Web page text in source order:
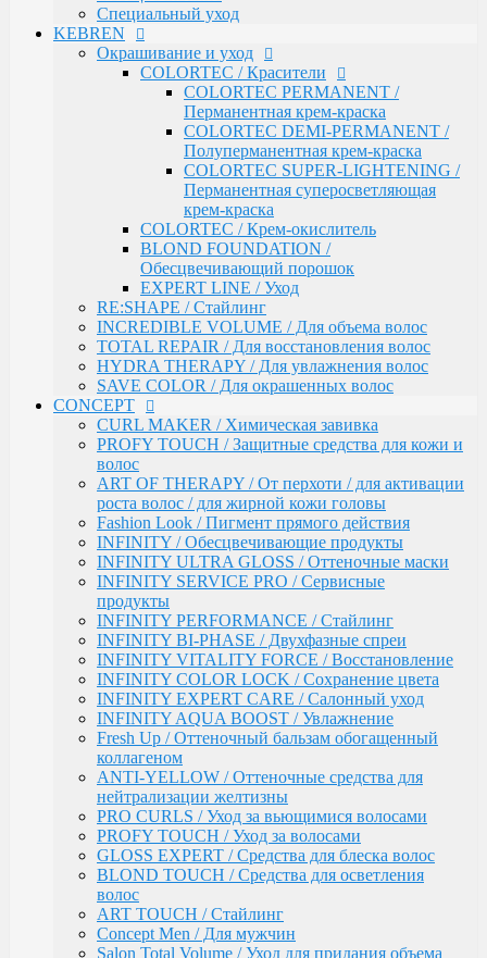
BLOND FOUNDATION / Обесцвечивающий
порошок
EXPERT LINE / Уход
RE:SHAPE / Стайлинг
INCREDIBLE VOLUME / Для объема волос
TOTAL REPAIR / Для восстановления волос
HYDRA THERAPY / Для увлажнения волос
SAVE COLOR / Для окрашенных волос
CURL MAKER / Химическая завивка
PROFY TOUCH / Защитные средства для кожи и
волос
ART OF THERAPY / От перхоти / для активации
роста волос / для жирной кожи головы
Fashion Look / Пигмент прямого действия
INFINITY / Обесцвечивающие продукты
INFINITY ULTRA GLOSS / Оттеночные маски
INFINITY SERVICE PRO / Сервисные продукты
INFINITY PERFORMANCE / Стайлинг
INFINITY BI-PHASE / Двухфазные спреи
INFINITY VITALITY FORCE / Восстановление
INFINITY COLOR LOCK / Сохранение цвета
INFINITY EXPERT CARE / Салонный уход
INFINITY AQUA BOOST / Увлажнение
Fresh Up / Оттеночный бальзам обогащенный
коллагеном
ANTI-YELLOW / Оттеночные средства для
нейтрализации желтизны
PRO CURLS / Уход за вьющимися волосами
PROFY TOUCH / Уход за волосами
GLOSS EXPERT / Средства для блеска волос
BLOND TOUCH / Средства для осветления волос
ART TOUCH / Стайлинг
Concept Men / Для мужчин
Salon Total Volume / Уход для придания объема
волосам
Salon Total Soft Care / Деликатный уход для
поврежденных волос
Salon Total Repair / Питание и восстановление
волос
Salon Total Hydro / Увлажняющие средства для
волос
Salon Total Colorsaver / Уход за окрашенными
волосами
Salon Total Basic / Уход для всех типов волос
PEPTIDE FORCE / Пептидное восстановление
NEXT LEVEL BLOND / Комплекс для создания и
поддержания блонда
DETOX POWER / Уход
Специальный уход
KEBREN
Окрашивание и уход
COLORTEC / Красители
COLORTEC PERMANENT /
Перманентная крем-краска
COLORTEC DEMI-PERMANENT /
Полуперманентная крем-краска
COLORTEC SUPER-LIGHTENING /
Перманентная суперосветляющая
крем-краска
COLORTEC / Крем-окислитель
BLOND FOUNDATION /
Обесцвечивающий порошок
EXPERT LINE / Уход
RE:SHAPE / Стайлинг
INCREDIBLE VOLUME / Для объема волос
TOTAL REPAIR / Для восстановления волос
HYDRA THERAPY / Для увлажнения волос
SAVE COLOR / Для окрашенных волос
CONCEPT
CURL MAKER / Химическая завивка
PROFY TOUCH / Защитные средства для кожи и
волос
ART OF THERAPY / От перхоти / для активации
роста волос / для жирной кожи головы
Fashion Look / Пигмент прямого действия
INFINITY / Обесцвечивающие продукты
INFINITY ULTRA GLOSS / Оттеночные маски
INFINITY SERVICE PRO / Сервисные
продукты
INFINITY PERFORMANCE / Стайлинг
INFINITY BI-PHASE / Двухфазные спреи
INFINITY VITALITY FORCE / Восстановление
INFINITY COLOR LOCK / Сохранение цвета
INFINITY EXPERT CARE / Салонный уход
INFINITY AQUA BOOST / Увлажнение
Fresh Up / Оттеночный бальзам обогащенный
коллагеном
ANTI-YELLOW / Оттеночные средства для
нейтрализации желтизны
PRO CURLS / Уход за вьющимися волосами
PROFY TOUCH / Уход за волосами
GLOSS EXPERT / Средства для блеска волос
BLOND TOUCH / Средства для осветления
волос
ART TOUCH / Стайлинг
Concept Men / Для мужчин
Salon Total Volume / Уход для придания объема